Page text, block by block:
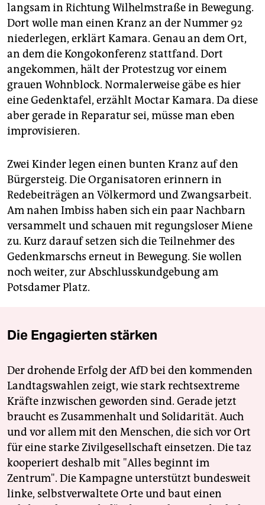
langsam in Richtung Wilhelmstraße in Bewegung.
Dort wolle man einen Kranz an der Nummer 92
niederlegen, erklärt Kamara. Genau an dem Ort,
an dem die Kongokonferenz stattfand. Dort
angekommen, hält der Protestzug vor einem
grauen Wohnblock. Normalerweise gäbe es hier
eine Gedenktafel, erzählt Moctar Kamara. Da diese
aber gerade in Reparatur sei, müsse man eben
improvisieren.
Zwei Kinder legen einen bunten Kranz auf den
Bürgersteig. Die Organisatoren erinnern in
Redebeiträgen an Völkermord und Zwangsarbeit.
Am nahen Imbiss haben sich ein paar Nachbarn
versammelt und schauen mit regungsloser Miene
zu. Kurz darauf setzen sich die Teilnehmer des
Gedenkmarschs erneut in Bewegung. Sie wollen
noch weiter, zur Abschlusskundgebung am
Potsdamer Platz.
Die Engagierten stärken
Der drohende Erfolg der AfD bei den kommenden
Landtagswahlen zeigt, wie stark rechtsextreme
Kräfte inzwischen geworden sind. Gerade jetzt
braucht es Zusammenhalt und Solidarität. Auch
und vor allem mit den Menschen, die sich vor Ort
für eine starke Zivilgesellschaft einsetzen. Die taz
kooperiert deshalb mit "Alles beginnt im
Zentrum". Die Kampagne unterstützt bundesweit
linke, selbstverwaltete Orte und baut einen